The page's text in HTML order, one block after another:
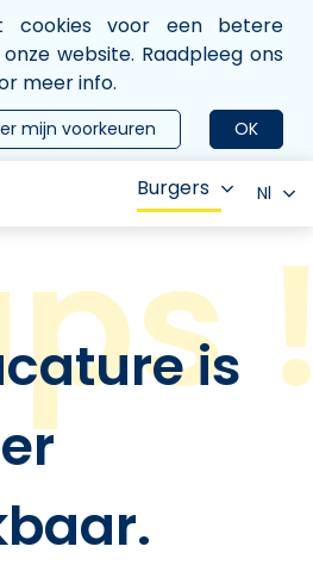
cookies voor een betere
website. Raadpleeg ons
meer info.
OK
mijn voorkeuren
Burgers Nl
is